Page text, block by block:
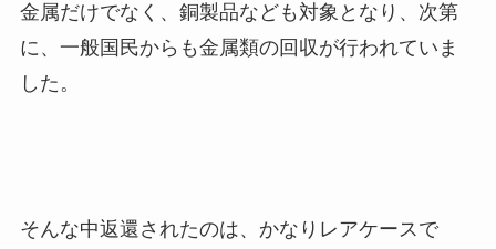
金属だけでなく、銅製品なども対象となり、次第
に、一般国民からも金属類の回収が行われていま
した。
そんな中返還されたのは、かなりレアケースで